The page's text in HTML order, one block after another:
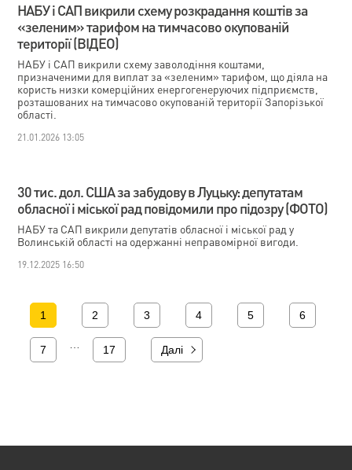
НАБУ і САП викрили схему розкрадання коштів за
«зеленим» тарифом на тимчасово окупованій
території (ВІДЕО)
НАБУ і САП викрили схему заволодіння коштами,
призначеними для виплат за «зеленим» тарифом, що діяла на
користь низки комерційних енергогенеруючих підприємств,
розташованих на тимчасово окупованій території Запорізької
області.
21.01.2026 13:05
30 тис. дол. США за забудову в Луцьку: депутатам
обласної і міської рад повідомили про підозру (ФОТО)
НАБУ та САП викрили депутатів обласної і міської рад у
Волинській області на одержанні неправомірної вигоди.
19.12.2025 16:50
1 2 3 4 5 6
7 17 Далі